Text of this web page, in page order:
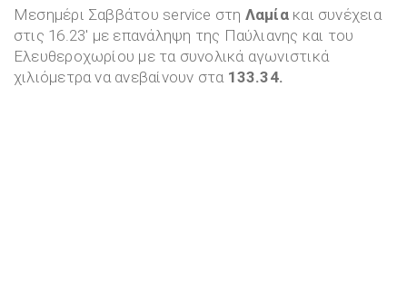
Μεσημέρι Σαββάτου service στη Λαμίακαι συνέχεια
στις 16.23′ με επανάληψη της Παύλιανης και του
Ελευθεροχωρίου με τα συνολικά αγωνιστικά
χιλιόμετρα να ανεβαίνουν στα 133.34.